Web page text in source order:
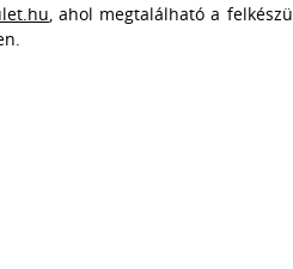
, ahol megtalálható a